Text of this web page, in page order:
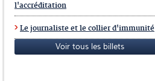
l'accréditation
Le journaliste et le collier d'immunité
Voir tous les billets